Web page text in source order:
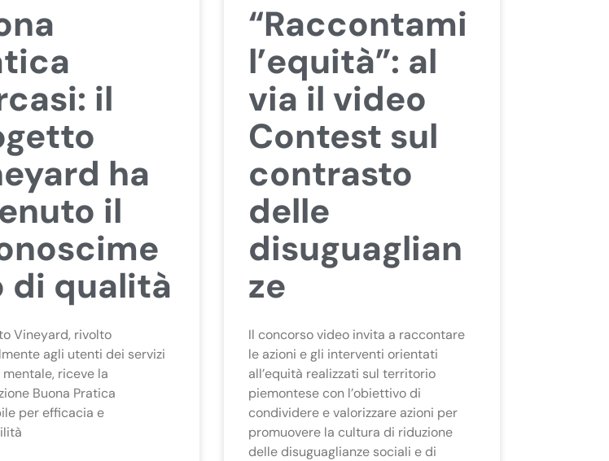
il
ha
il
di qualità
Vineyard, rivolto
agli utenti dei servizi
riceve la
Buona Pratica
per efficacia e
“Raccontami
l’equità”: al
via il video
Contest sul
contrasto
delle
disuguaglian
ze
Il concorso video invita a raccontare
le azioni e gli interventi orientati
all’equità realizzati sul territorio
piemontese con l’obiettivo di
condividere e valorizzare azioni per
promuovere la cultura di riduzione
delle disuguaglianze sociali e di